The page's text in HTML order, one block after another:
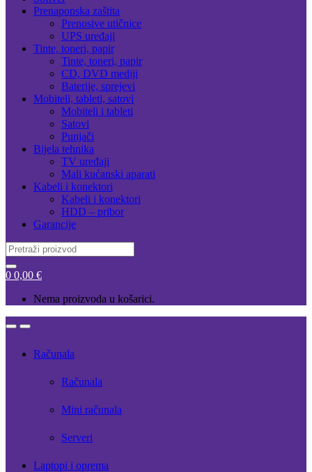
Prenaponska zaštita
Prenosive utičnice
UPS uređaji
Tinte, toneri, papir
Tinte, toneri, papir
CD, DVD mediji
Baterije, sprejevi
Mobiteli, tableti, satovi
Mobiteli i tableti
Satovi
Punjači
Bijela tehnika
TV uređaji
Mali kućanski aparati
Kabeli i konektori
Kabeli i konektori
HDD – pribor
Garancije
Search
for:
0 0,00 €
Nema proizvoda u košarici.
OpenClose
Računala
Računala
Mini računala
Serveri
Laptopi i oprema